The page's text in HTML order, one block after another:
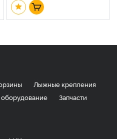
Лыжные крепления
Запчасти